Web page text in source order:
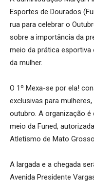
Esportes de Dourados
rua para celebrar o
sobre a importância da
meio da prática
da mulher.
O 1º Mexa-se por ela!
exclusivas para
outubro. A organização é
meio da Funed,
Atletismo de Mato
A largada e a chegada
Avenida Presidente